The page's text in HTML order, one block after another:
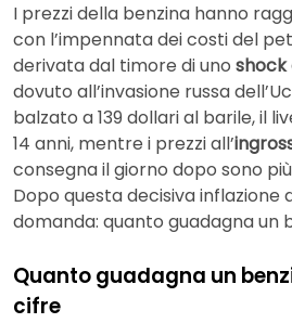
I prezzi della benzina hanno
con l’impennata dei costi del
derivata dal timore di uno
dovuto all’invasione russa
balzato a 139 dollari al barile, il
14 anni, mentre i prezzi all’
consegna il giorno dopo sono
Dopo questa decisiva inflazione
domanda: quanto guadagna un
Quanto guadagna un
cifre